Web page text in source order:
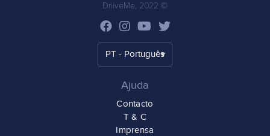
DriiveMe, 2022 ©
Ajuda
Contacto
T & C
Imprensa